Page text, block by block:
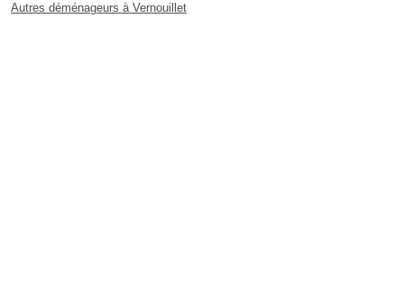
Autres déménageurs à Vernouillet